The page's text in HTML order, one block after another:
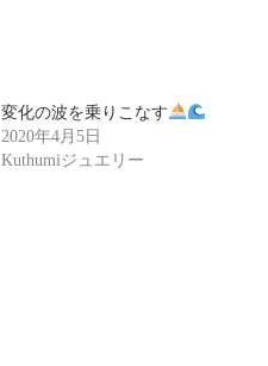
変化の波を乗りこなす
2020年4月5日
Kuthumiジュエリー